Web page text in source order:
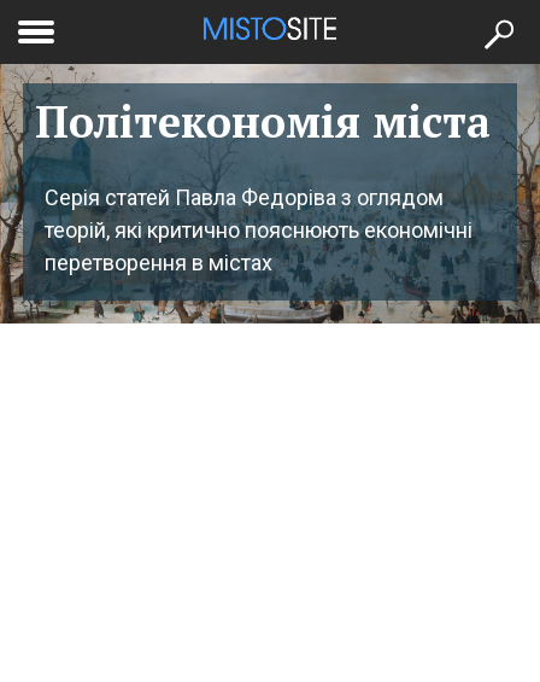
меню
Політекономія міста
Серія статей Павла Федоріва з оглядом
теорій, які критично пояснюють економічні
перетворення в містах